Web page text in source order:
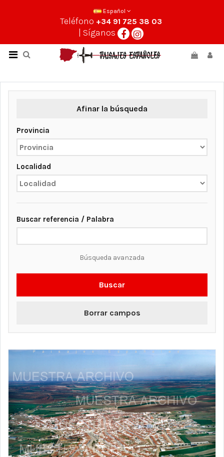
Español
Teléfono +34 91 725 38 03
| Síganos
Afinar la búsqueda
Provincia
Localidad
Buscar referencia / Palabra
Búsqueda avanzada
Buscar
Borrar campos